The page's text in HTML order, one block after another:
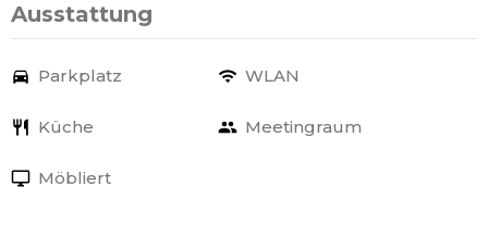
Ausstattung
Parkplatz WLAN
Küche Meetingraum
Möbliert